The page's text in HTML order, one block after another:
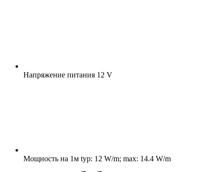
Напряжение питания 12 V
Мощность на 1м typ: 12 W/m; max: 14.4 W/m